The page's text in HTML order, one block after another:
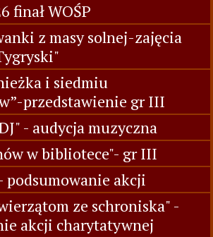
finał WOŚP
z masy solnej-zajęcia
i siedmiu
przedstawienie gr III
- audycja muzyczna
w bibliotece"- gr III
podsumowanie akcji
ze schroniska" -
akcji charytatywnej